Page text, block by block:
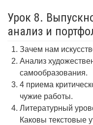
Урок 8.
анализ и
Зачем нам
Анализ
самообразования.
4 приема
чужие работы.
Литературный
Каковы текстовые